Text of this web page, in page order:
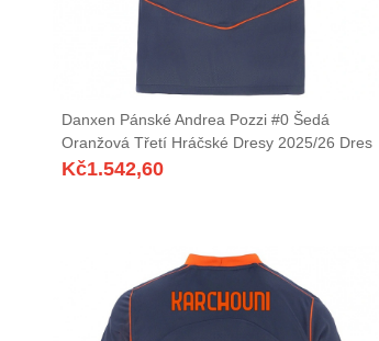
Danxen Pánské Andrea Pozzi #0 Šedá
Oranžová Třetí Hráčské Dresy 2025/26 Dres
Kč1.542,60